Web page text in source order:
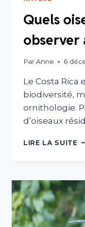
Quels
observer
ParAnne 6
Le Costa Rica
biodiversité,
ornithologie.
d’oiseaux
LIRE LA SUITE
?